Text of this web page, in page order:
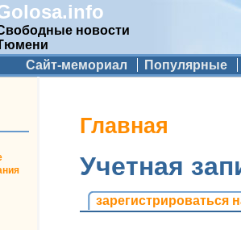
новости
меню
Сайт-мемориал Популярные
Вы здесь
Главная
Учетная
Главные
зарегистрироваться